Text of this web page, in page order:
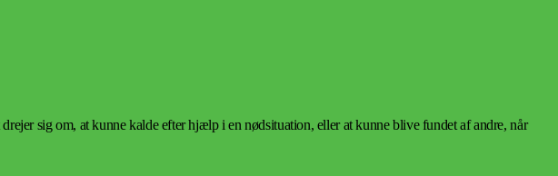
sig om, at kunne kalde efter hjælp i en nødsituation, eller at kunne blive fundet af andre, når